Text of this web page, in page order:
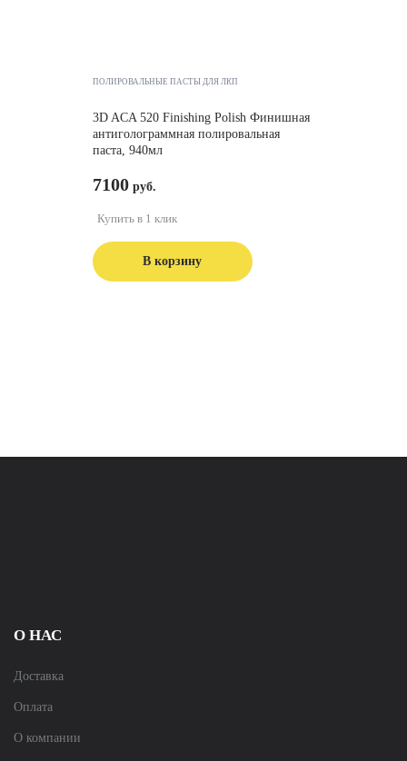
ПОЛИРОВАЛЬНЫЕ ПАСТЫ ДЛЯ ЛКП
3D ACA 520 Finishing Polish Финишная
антиголограммная полировальная
паста, 940мл
7100
В корзину
Купить в 1 клик
О НАС
Доставка
Оплата
О компании